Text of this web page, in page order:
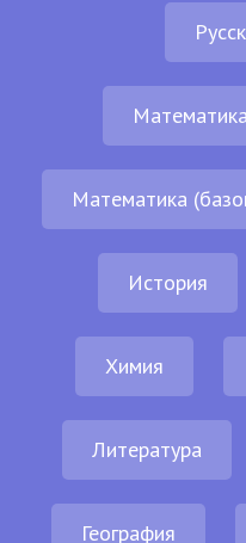
Математика
История
Химия
Литература
География